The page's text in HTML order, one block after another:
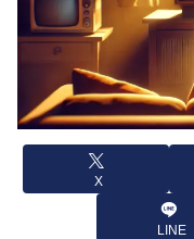
X
LINE